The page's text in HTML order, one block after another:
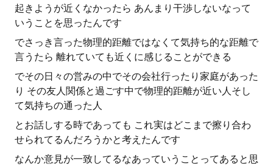
起きようが近くなかったら あんまり干渉しないなって
いうことを思ったんです
でさっき言った物理的距離ではなくて気持ち的な距離で
言うたら 離れていても近くに感じることができる
でその日々の営みの中でその会社行ったり家庭があった
り その友人関係と過ごす中で物理的距離が近い人そし
て気持ちの通った人
とお話しする時であっても これ実はどこまで擦り合わ
せられてるんだろうかと考えたんです
なんか意見が一致してるなあっていうことってあると思